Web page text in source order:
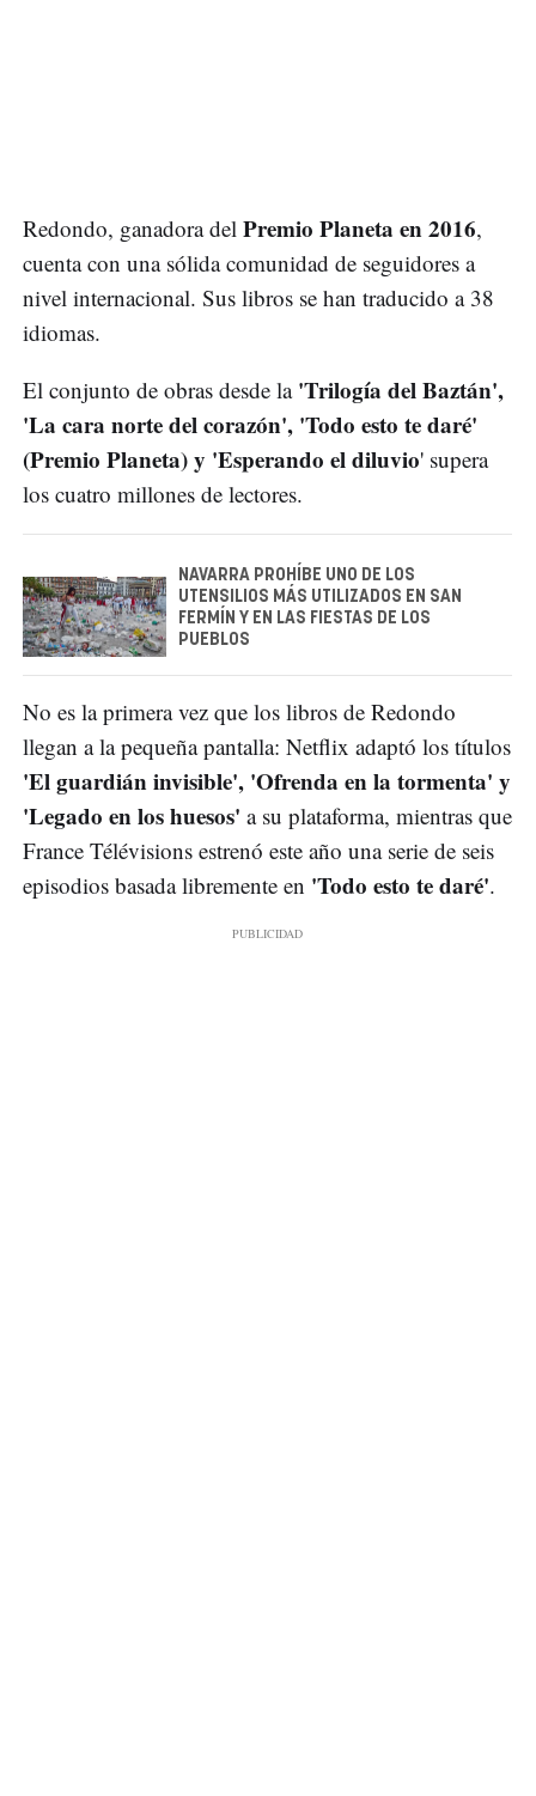
Redondo, ganadora del Premio Planeta en 2016,
cuenta con una sólida comunidad de seguidores a
nivel internacional. Sus libros se han traducido a 38
idiomas.
El conjunto de obras desde la 'Trilogía del Baztán',
'La cara norte del corazón', 'Todo esto te daré'
(Premio Planeta) y 'Esperando el diluvio' supera
los cuatro millones de lectores.
NAVARRA PROHÍBE UNO DE LOS
UTENSILIOS MÁS UTILIZADOS EN SAN
FERMÍN Y EN LAS FIESTAS DE LOS
PUEBLOS
No es la primera vez que los libros de Redondo
llegan a la pequeña pantalla: Netflix adaptó los títulos
'El guardián invisible', 'Ofrenda en la tormenta' y
'Legado en los huesos' a su plataforma, mientras que
France Télévisions estrenó este año una serie de seis
episodios basada libremente en 'Todo esto te daré'.